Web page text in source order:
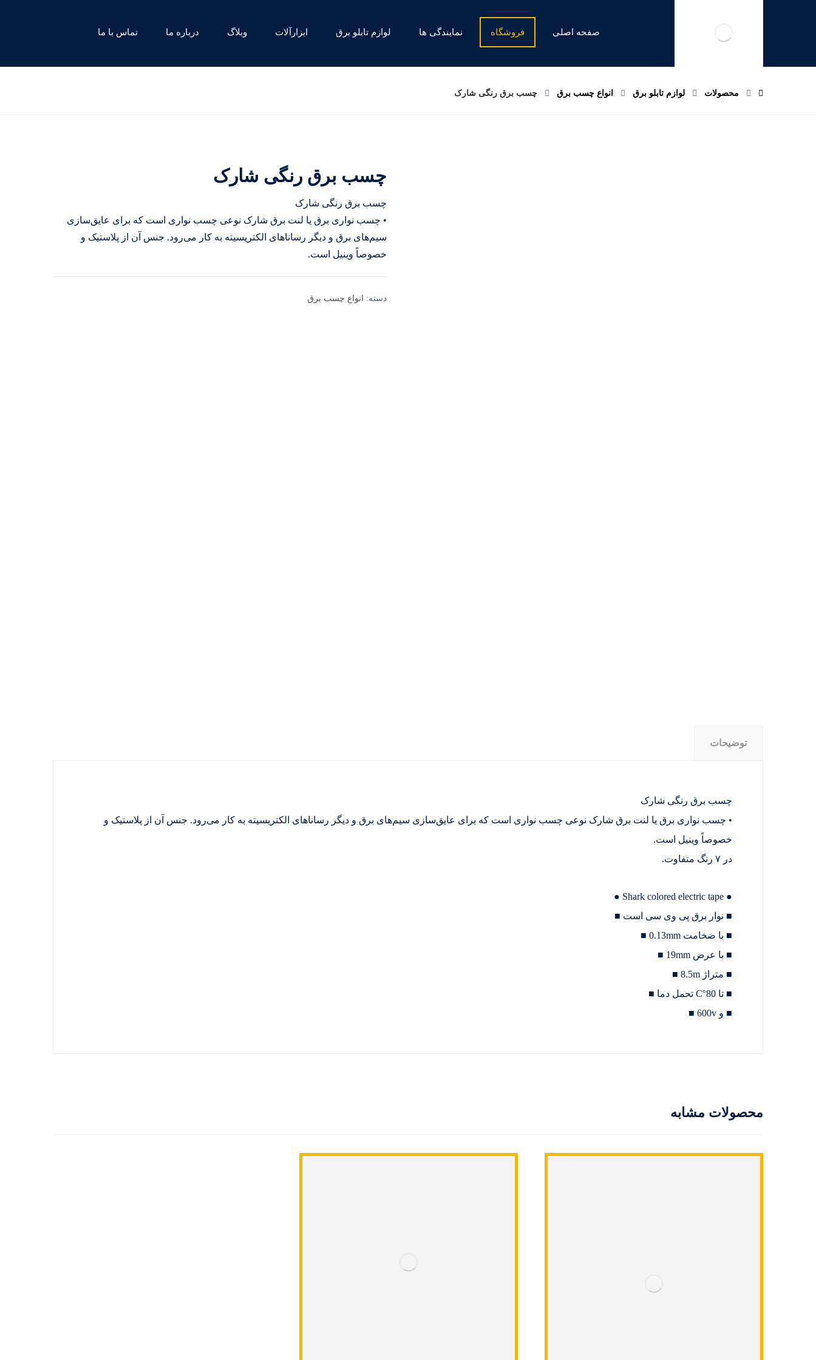
صفحه اصلی فروشگاه نمایندگی ها لوازم تابلو برق ابزارآلات وبلاگ درباره ما تماس با ما
محصولات لوازم تابلو برق انواع چسب برق چسب برق رنگی شارک
چسب برق رنگی شارک
چسب برق رنگی شارک
• چسب نواری برق یا لنت برق شارک نوعی چسب نواری است که برای عایق‌سازی
سیم‌های برق و دیگر رساناهای الکتریسیته به کار می‌رود. جنس آن از پلاستیک و
خصوصاً وینیل است.
دسته: انواع چسب برق
توضیحات
چسب برق رنگی شارک
• چسب نواری برق یا لنت برق شارک نوعی چسب نواری است که برای عایق‌سازی سیم‌های برق و دیگر رساناهای الکتریسیته به کار می‌رود. جنس آن از پلاستیک و
خصوصاً وینیل است.
در ۷ رنگ متفاوت.
● Shark colored electric tape ●
■ نوار برق پی وی سی است ■
■ با ضخامت 0.13mm ■
■ با عرض 19mm ■
■ متراژ 8.5m ■
■ تا 80°C تحمل دما ■
■ و 600v ■
محصولات مشابه